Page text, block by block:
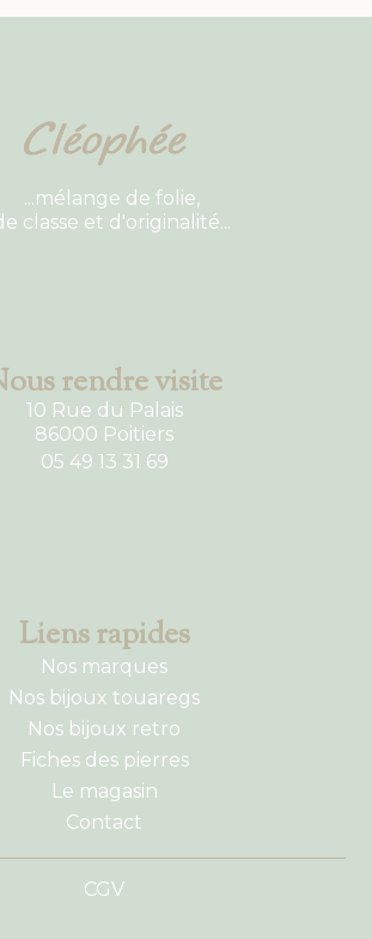
...mélange de folie,
classe et d'originalité...
rendre visite
10 Rue du Palais
86000 Poitiers
05 49 13 31 69
Liens rapides
Nos marques
Nos bijoux touaregs
Nos bijoux retro
Fiches des pierres
Le magasin
Contact
CGV